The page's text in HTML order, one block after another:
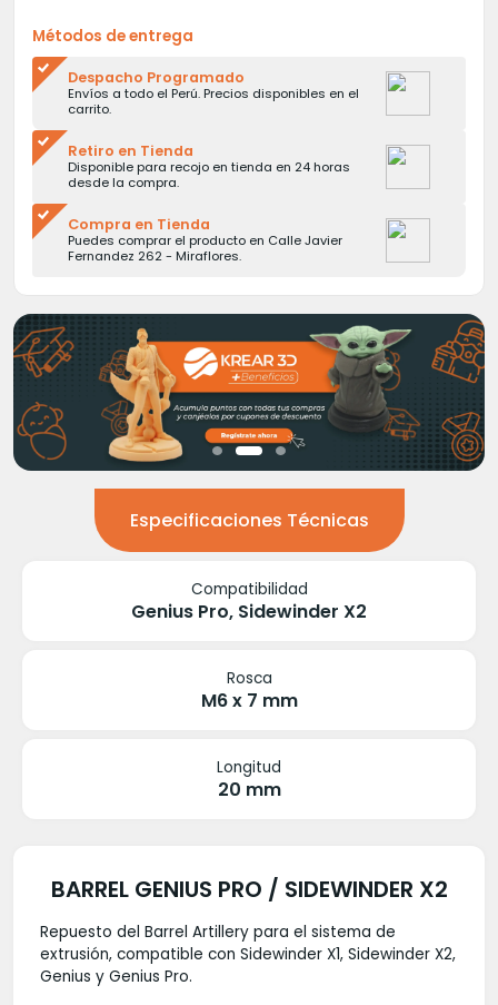
Métodos de entrega
Despacho Programado
Envíos a todo el Perú. Precios disponibles en el
carrito.
Retiro en Tienda
Disponible para recojo en tienda en 24 horas
desde la compra.
Compra en Tienda
Puedes comprar el producto en Calle Javier
Fernandez 262 - Miraflores.
Especificaciones Técnicas
Compatibilidad
Genius Pro, Sidewinder X2
Rosca
M6 x 7 mm
Longitud
20 mm
BARREL GENIUS PRO / SIDEWINDER X2
Repuesto del Barrel Artillery para el sistema de
extrusión, compatible con Sidewinder X1, Sidewinder X2,
Genius y Genius Pro.